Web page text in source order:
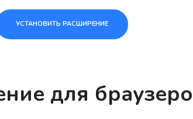
УСТАНОВИТЬ РАСШИРЕНИЕ
для